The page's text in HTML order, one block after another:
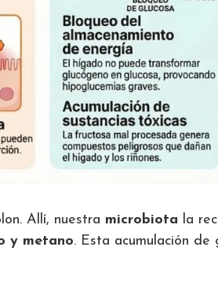
Allí, nuestra microbiota la
y metano. Esta acumulación